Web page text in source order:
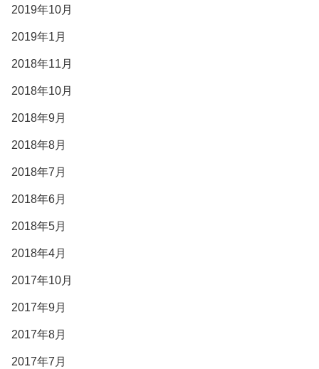
2019年10月
2019年1月
2018年11月
2018年10月
2018年9月
2018年8月
2018年7月
2018年6月
2018年5月
2018年4月
2017年10月
2017年9月
2017年8月
2017年7月